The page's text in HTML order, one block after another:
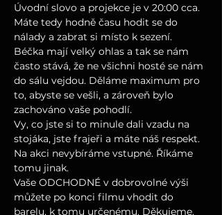
Úvodní slovo a projekce je v 20:00 cca.
Máte tedy hodně času hodit se do
nálady a zabrat si místo k sezení.
Béčka mají velký ohlas a tak se nám
často stává, že ne všichni hosté se nám
do sálu vejdou. Děláme maximum pro
to, abyste se vešli, a zároveň bylo
zachováno vaše pohodlí.
Vy, co jste si to minule dali vzadu na
stojáka, jste frajeři a máte náš respekt.
Na akci nevybíráme vstupné. Říkáme
tomu jinak.
Vaše ODCHODNÉ v dobrovolné výši
můžete po konci filmu vhodit do
barelu, k tomu určenému. Děkujeme,